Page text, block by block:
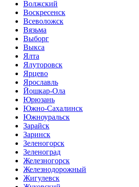
Волжский
Воскресенск
Всеволожск
Вязьма
Выборг
Выкса
Ялта
Ялуторовск
Ярцево
Ярославль
Йошкар-Ола
Юрюзань
Южно-Сахалинск
Южноуральск
Зарайск
Заринск
Зеленогорск
Зеленоград
Железногорск
Железнодорожный
Жигулевск